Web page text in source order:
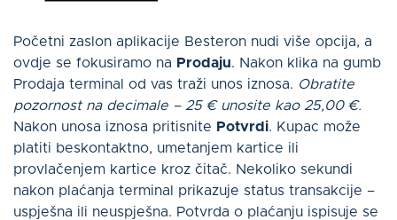
Početni zaslon aplikacije Besteron nudi više opcija, a
ovdje se fokusiramo na Prodaju. Nakon klika na gumb
Prodaja terminal od vas traži unos iznosa. Obratite
pozornost na decimale – 25 € unosite kao 25,00 €.
Nakon unosa iznosa pritisnite Potvrdi. Kupac može
platiti beskontaktno, umetanjem kartice ili
provlačenjem kartice kroz čitač. Nekoliko sekundi
nakon plaćanja terminal prikazuje status transakcije –
uspješna ili neuspješna. Potvrda o plaćanju ispisuje se